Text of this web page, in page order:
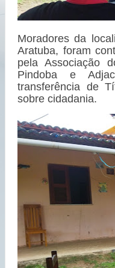
Moradores da
Aratuba, foram
pela Associação
Pindoba e
transferência de
sobre cidadania.